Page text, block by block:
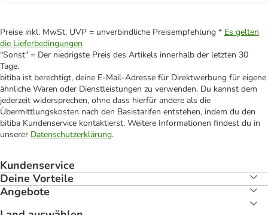
Preise inkl. MwSt. UVP = unverbindliche Preisempfehlung * Es gelten
die Lieferbedingungen
"Sonst" = Der niedrigste Preis des Artikels innerhalb der letzten 30
Tage.
bitiba ist berechtigt, deine E-Mail-Adresse für Direktwerbung für eigene
ähnliche Waren oder Dienstleistungen zu verwenden. Du kannst dem
jederzeit widersprechen, ohne dass hierfür andere als die
Übermittlungskosten nach den Basistarifen entstehen, indem du den
bitiba Kundenservice kontaktierst. Weitere Informationen findest du in
unserer Datenschutzerklärung.
Kundenservice
Deine Vorteile
Angebote